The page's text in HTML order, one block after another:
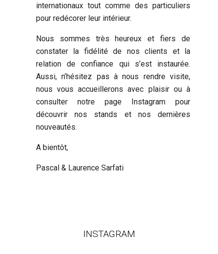
internationaux tout comme des particuliers
pour redécorer leur intérieur.
Nous sommes très heureux et fiers de
constater la fidélité de nos clients et la
relation de confiance qui s’est instaurée.
Aussi, n’hésitez pas à nous rendre visite,
nous vous accueillerons avec plaisir ou à
consulter notre page Instagram pour
découvrir nos stands et nos dernières
nouveautés.
A bientôt,
Pascal & Laurence Sarfati
INSTAGRAM